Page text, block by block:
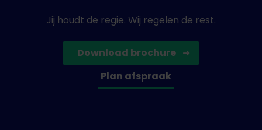
Jij houdt de regie. Wij regelen de rest.
Download brochure
Plan afspraak